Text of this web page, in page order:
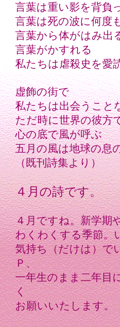
言葉は重い影を背負
言葉は死の波に何度
言葉から体がはみ出
言葉がかすれる
私たちは虐殺史を愛
虚飾の街で
私たちは出会うこと
ただ時に世界の彼方
心の底で風が呼ぶ
五月の風は地球の息
（既刊詩集より）
４月の詩です。
４月ですね。新学期
わくわくする季節。
気持ち（だけは）で
Ｐ、
一年生のまま二年目
く
お願いいたします。